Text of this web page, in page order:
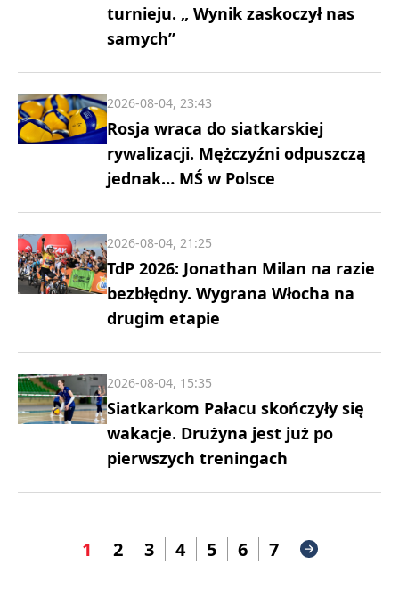
turnieju. „ Wynik zaskoczył nas
samych”
Rosja wraca do siatkarskiej
rywalizacji. Mężczyźni odpuszczą
jednak… MŚ w Polsce
2026-08-04, 23:43
TdP 2026: Jonathan Milan na razie
bezbłędny. Wygrana Włocha na
drugim etapie
2026-08-04, 21:25
Siatkarkom Pałacu skończyły się
wakacje. Drużyna jest już po
pierwszych treningach
2026-08-04, 15:35
1 2 3 4 5 6 7